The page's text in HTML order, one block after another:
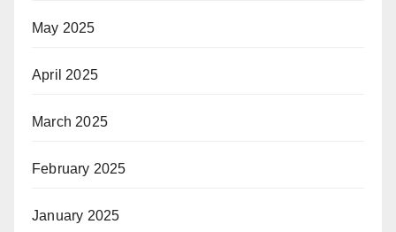
May 2025
April 2025
March 2025
February 2025
January 2025